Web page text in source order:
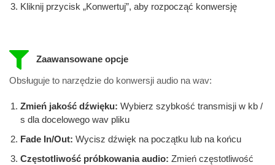
Kliknij przycisk „Konwertuj”, aby rozpocząć konwersję
Zaawansowane opcje
Obsługuje to narzędzie do konwersji audio na wav:
Zmień jakość dźwięku: Wybierz szybkość transmisji w kb /
s dla docelowego wav pliku
Fade In/Out: Wycisz dźwięk na początku lub na końcu
Częstotliwość próbkowania audio: Zmień częstotliwość